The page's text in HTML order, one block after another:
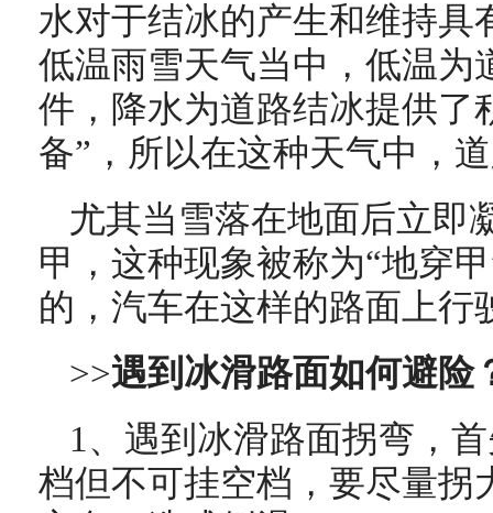
水对于结冰的产生和维持具
低温雨雪天气当中，低温为
件，降水为道路结冰提供了
备”，所以在这种天气中，
尤其当雪落在地面后立即
甲，这种现象被称为“地穿
的，汽车在这样的路面上行
>>遇到冰滑路面如何避险
1、遇到冰滑路面拐弯，
档但不可挂空档，要尽量拐